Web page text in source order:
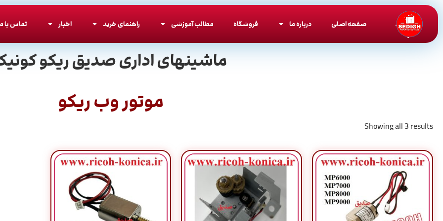
صفحه اصلی درباره ما فروشگاه مطالب آموزشی راهنمای خرید اخبار تماس با
ماشینهای اداری صدیق ریکو
موتور وب ریکو
Showing all 3 results